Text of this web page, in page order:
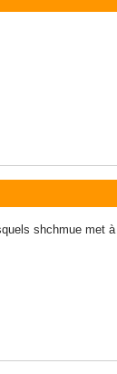
shchmue met